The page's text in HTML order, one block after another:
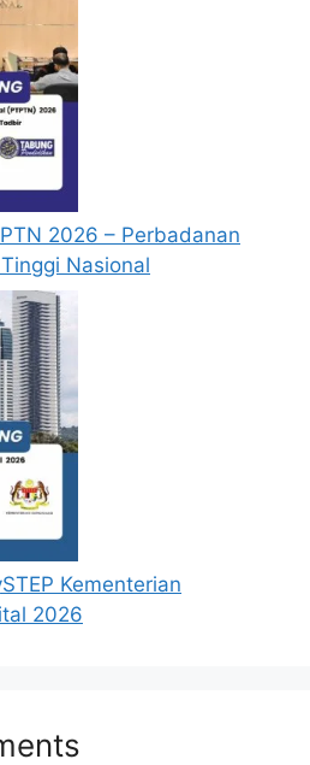
2026 – Perbadanan
Nasional
Kementerian
2026